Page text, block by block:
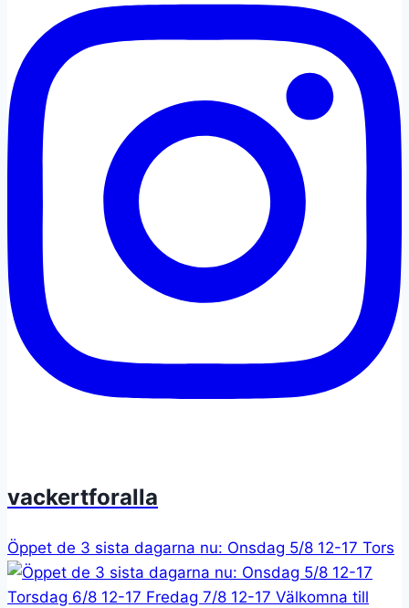
vackertforalla
Öppet de 3 sista dagarna nu: Onsdag 5/8 12-17 Tors